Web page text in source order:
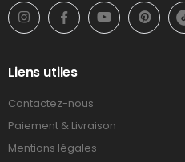
Liens utiles
Contactez-nous
Paiement & Livraison
Mentions légales